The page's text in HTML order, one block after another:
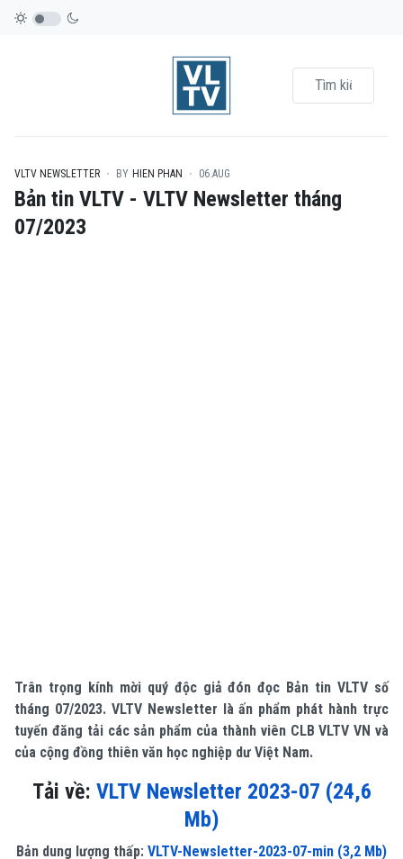
VLTV NEWSLETTER BY HIEN PHAN 06.AUG
Bản tin VLTV - VLTV Newsletter tháng
07/2023
Trân trọng kính mời quý độc giả đón đọc Bản tin VLTV số
tháng 07/2023. VLTV Newsletter là ấn phẩm phát hành trực
tuyến đăng tải các sản phẩm của thành viên CLB VLTV VN và
của cộng đồng thiên văn học nghiệp dư Việt Nam.
Tải về: VLTV Newsletter 2023-07 (24,6
Mb)
Bản dung lượng thấp: VLTV-Newsletter-2023-07-min (3,2 Mb)